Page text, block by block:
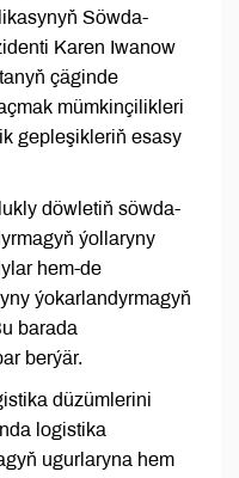
Söwda-
Karen Iwanow
çäginde
mümkinçilikleri
gepleşikleriň esasy
döwletiň söwda-
ýollaryny
hem-de
ýokarlandyrmagyň
barada
berýär.
düzümlerini
logistika
ugurlaryna hem